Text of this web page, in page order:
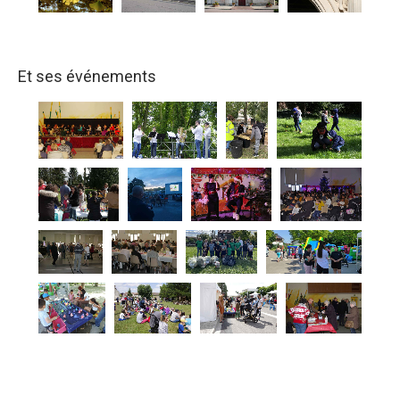
Et ses événements